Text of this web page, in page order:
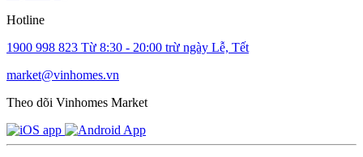
Hotline
1900 998 823 Từ 8:30 - 20:00 trừ ngày Lễ, Tết
market@vinhomes.vn
Theo dõi Vinhomes Market